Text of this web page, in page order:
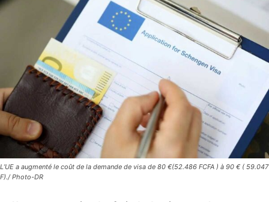
L’UE a augmenté le coût de la demande de visa de 80 €(52.486 FCFA ) à 90 € ( 59.047
F)./ Photo-DR